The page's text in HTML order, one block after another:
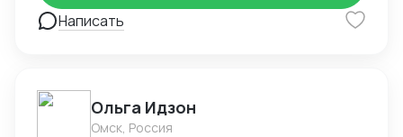
Написать
Ольга Идзон
Омск, Россия